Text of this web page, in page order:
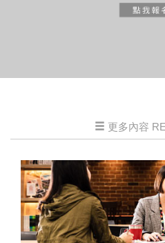
更多內容